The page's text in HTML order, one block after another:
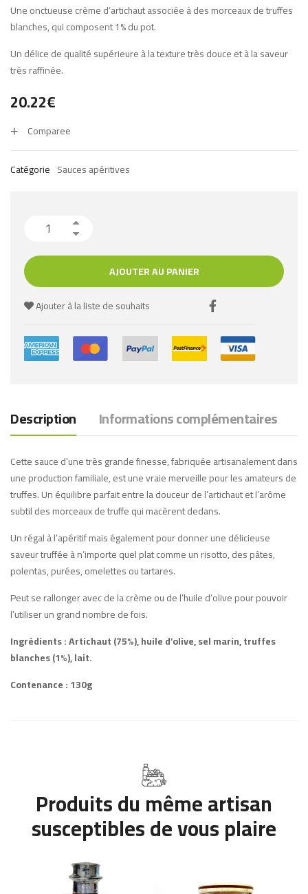
Une onctueuse crème d’artichaut associée à des morceaux de truffes
blanches, qui composent 1% du pot.
Un délice de qualité supérieure à la texture très douce et à la saveur
très raffinée.
20.22€
Comparee
Catégorie Sauces apéritives
AJOUTER AU PANIER
Ajouter à la liste de souhaits
Description Informations complémentaires
Cette sauce d’une très grande finesse, fabriquée artisanalement dans
une production familiale, est une vraie merveille pour les amateurs de
truffes. Un équilibre parfait entre la douceur de l’artichaut et l’arôme
subtil des morceaux de truffe qui macèrent dedans.
Un régal à l’apéritif mais également pour donner une délicieuse
saveur truffée à n’importe quel plat comme un risotto, des pâtes,
polentas, purées, omelettes ou tartares.
Peut se rallonger avec de la crème ou de l’huile d’olive pour pouvoir
l’utiliser un grand nombre de fois.
Ingrédients : Artichaut (75%), huile d’olive, sel marin, truffes
blanches (1%), lait.
Contenance : 130g
Produits du même artisan
susceptibles de vous plaire